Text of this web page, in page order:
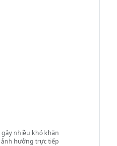
nhiều khó khăn
ảnh hưởng trực tiếp